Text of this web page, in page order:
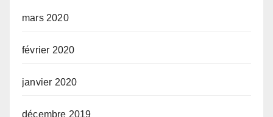
mars 2020
février 2020
janvier 2020
décembre 2019